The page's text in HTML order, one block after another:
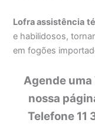
Lofra assistência
e habilidosos,
em fogões
Agende uma
nossa
Telefone 11